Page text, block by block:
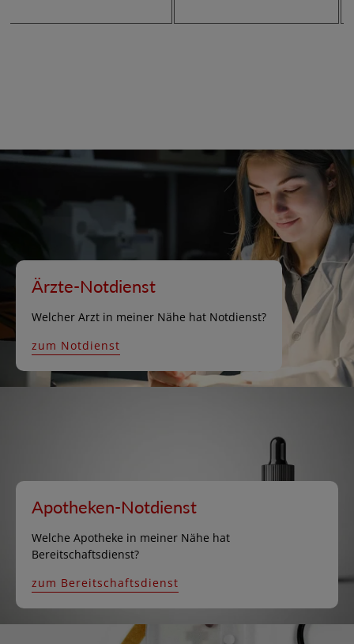
e
Ärzte-Notdienst
Welcher Arzt in meiner Nähe hat Notdienst?
zum Notdienst
Apotheken-Notdienst
Welche Apotheke in meiner Nähe hat
Bereitschaftsdienst?
zum Bereitschaftsdienst